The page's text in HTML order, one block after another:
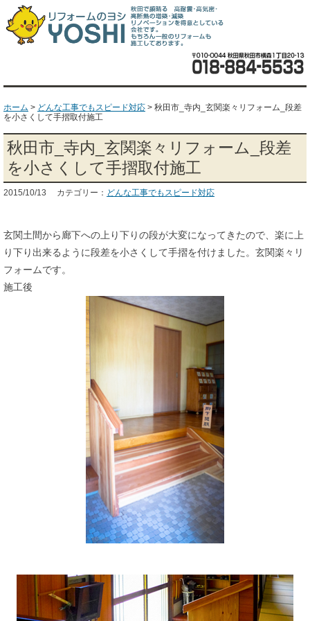
ホーム > どんな工事でもスピード対応 > 秋田市_寺内_玄関楽々リフォーム_段差
を小さくして手摺取付施工
秋田市_寺内_玄関楽々リフォーム_段差
を小さくして手摺取付施工
2015/10/13 カテゴリー： どんな工事でもスピード対応
玄関土間から廊下への上り下りの段が大変になってきたので、楽に上
り下り出来るように段差を小さくして手摺を付けました。玄関楽々リ
フォームです。
施工後